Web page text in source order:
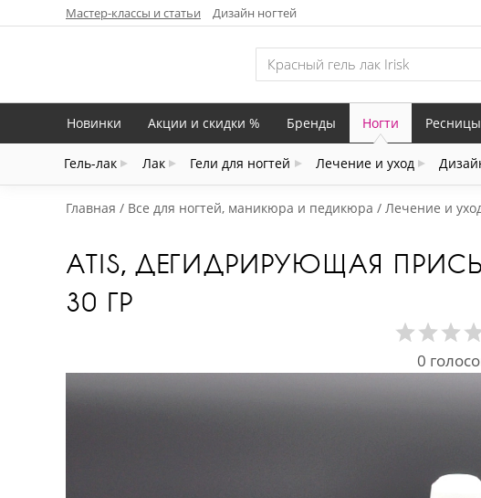
Мастер-классы и статьи Дизайн ногтей
Новинки Акции и скидки % Бренды Ногти
Гель-лак Лак Гели для ногтей Лечение и уход
Главная Все для ногтей, маникюра и педикюра Лечение и
ATIS, ДЕГИДРИРУЮЩАЯ
30 ГР
0